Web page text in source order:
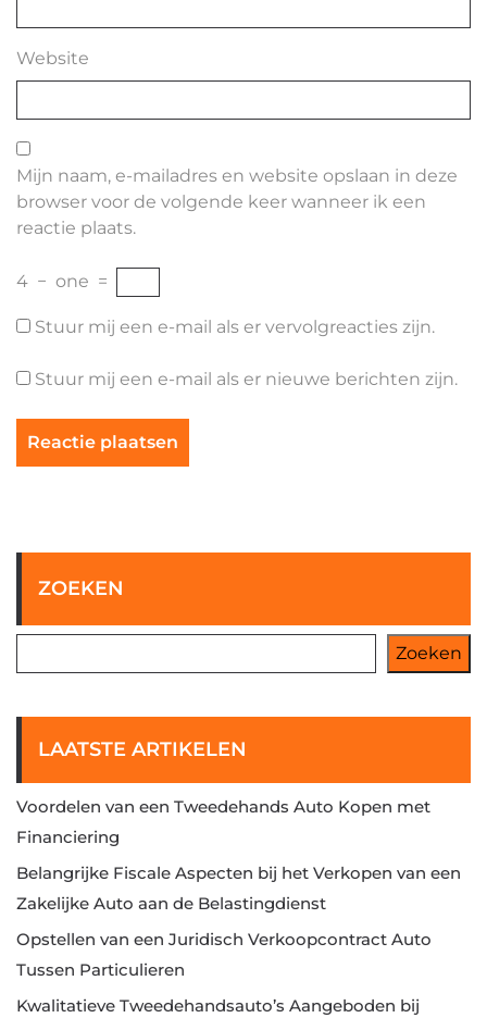
Website
Mijn naam, e-mailadres en website opslaan in deze
browser voor de volgende keer wanneer ik een
reactie plaats.
4 − one =
Stuur mij een e-mail als er vervolgreacties zijn.
Stuur mij een e-mail als er nieuwe berichten zijn.
ZOEKEN
Zoeken
LAATSTE ARTIKELEN
Voordelen van een Tweedehands Auto Kopen met
Financiering
Belangrijke Fiscale Aspecten bij het Verkopen van een
Zakelijke Auto aan de Belastingdienst
Opstellen van een Juridisch Verkoopcontract Auto
Tussen Particulieren
Kwalitatieve Tweedehandsauto’s Aangeboden bij